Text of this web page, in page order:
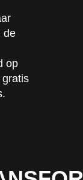
de
op